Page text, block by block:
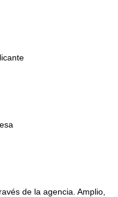
de la agencia. Amplio,